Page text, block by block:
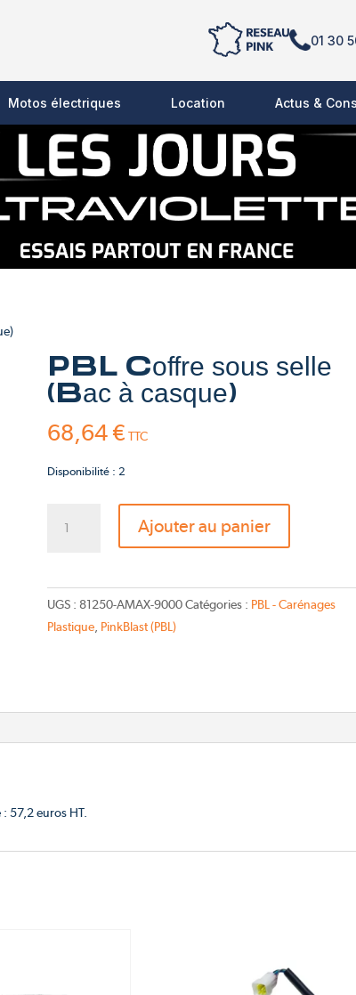
01 30
Motos électriques Location Actus &
PBL Coffre sous selle
(Bac à casque)
68,64€ TTC
Disponibilité : 2
sous
selle
Ajouter au panier
UGS : 81250-AMAX-9000Catégories : PBL - Carénages
Plastique, PinkBlast (PBL)
: 57,2 euros HT.